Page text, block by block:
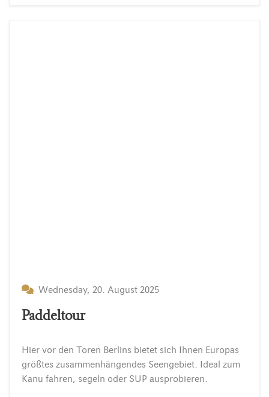
Wednesday, 20. August 2025
Paddeltour
Hier vor den Toren Berlins bietet sich Ihnen Europas
größtes zusammenhängendes Seengebiet. Ideal zum
Kanu fahren, segeln oder SUP ausprobieren.